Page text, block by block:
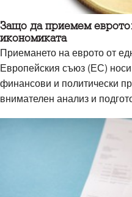
Защо да приемем
икономиката
Приемането на еврото от
Европейския съюз (ЕС)
финансови и политически
внимателен анализ и